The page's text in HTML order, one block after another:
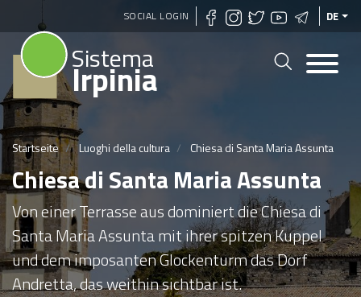
Direkt
zum
SOCIAL LOGIN DE
Sistema
Irpinia
Startseite Luoghi della cultura Chiesa di Santa Maria Assunta
Chiesa di Santa Maria Assunta
Von einer Terrasse aus dominiert die Chiesa di
Santa Maria Assunta mit ihrer spitzen Kuppel
und dem imposanten Glockenturm das Dorf
Andretta, das weithin sichtbar ist.